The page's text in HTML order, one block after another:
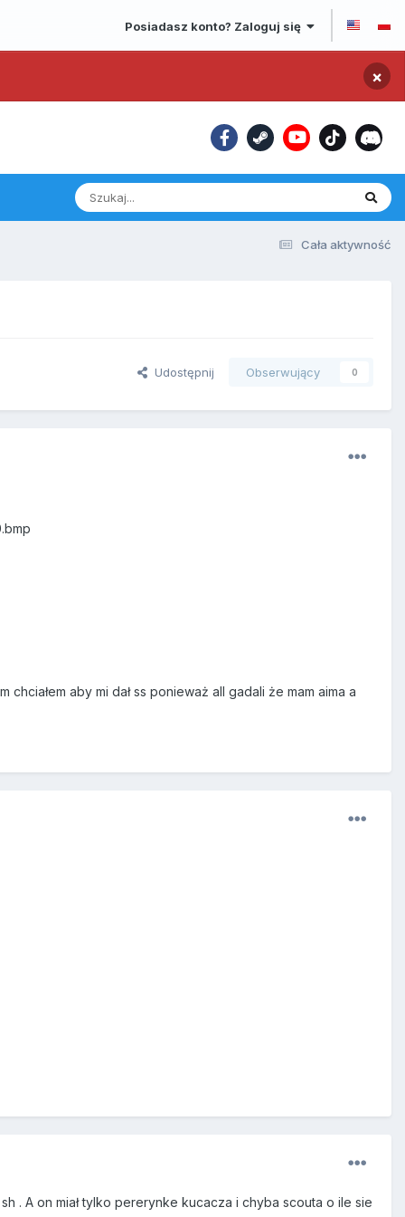
Posiadasz konto? Zaloguj się
×
Cała aktywność
Udostępnij Obserwujący 0
aby mi dał ss ponieważ all gadali że mam aima a
. A on miał tylko pererynke kucacza i chyba scouta o ile sie